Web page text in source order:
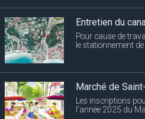
Entretien du
Pour cause de
le stationnement de
Marché de
Les inscriptions
l’année 2025 du